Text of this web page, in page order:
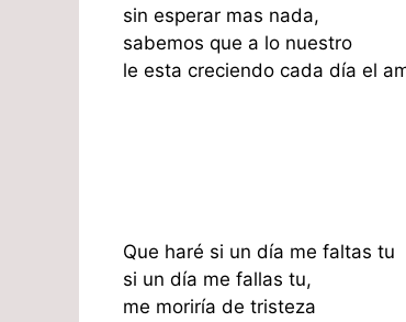
sin esperar mas nada,
sabemos que a lo nuestro
le esta creciendo cada día el
Que haré si un día me faltas tu
si un día me fallas tu,
me moriría de tristeza